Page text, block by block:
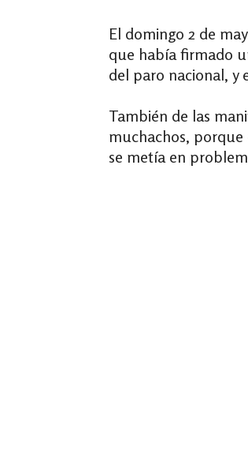
El domingo 2 de
que había firmado
del paro nacional, y
También de las
muchachos,
se metía en